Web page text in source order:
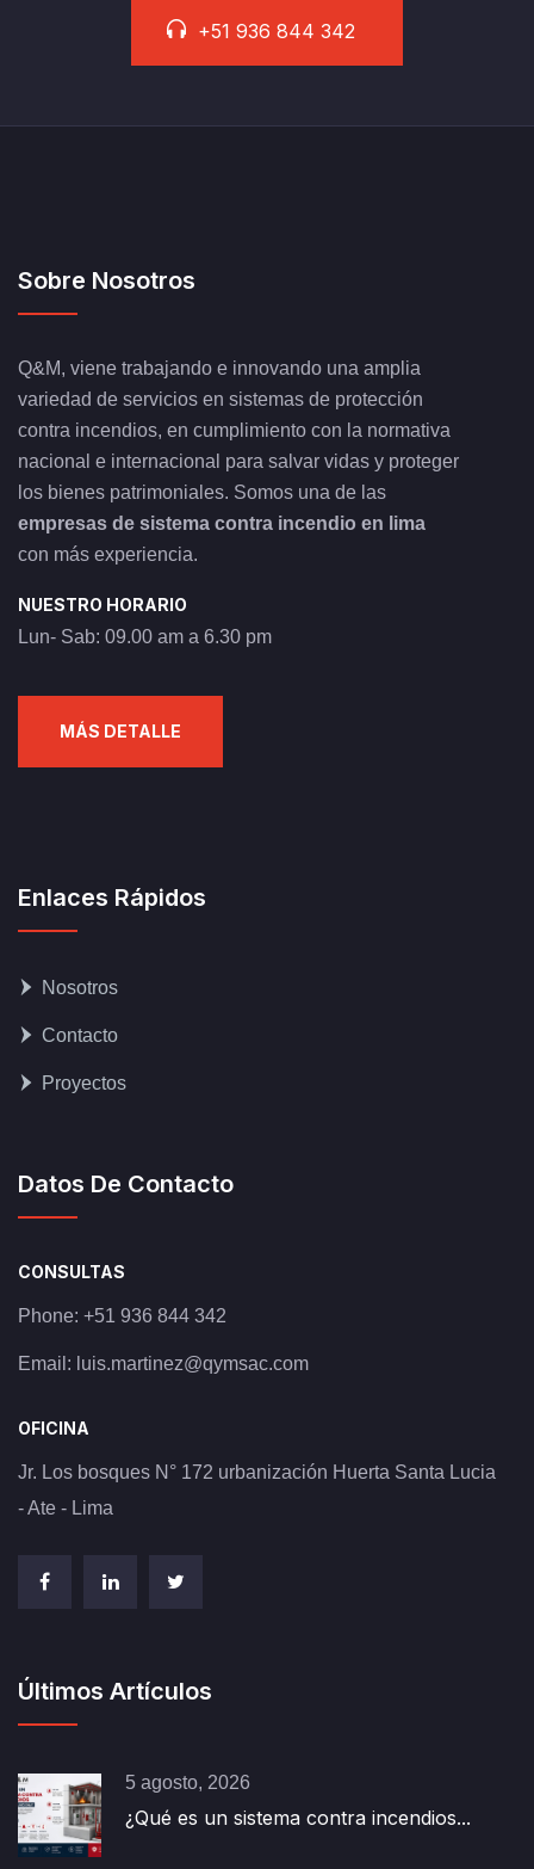
+51 936 844 342
Sobre Nosotros
Q&M, viene trabajando e innovando una amplia
variedad de servicios en sistemas de protección
contra incendios, en cumplimiento con la normativa
nacional e internacional para salvar vidas y proteger
los bienes patrimoniales. Somos una de las
empresas de sistema contra incendio en lima
con más experiencia.
NUESTRO HORARIO
Lun- Sab: 09.00 am a 6.30 pm
MÁS DETALLE
Enlaces Rápidos
Nosotros
Contacto
Proyectos
Datos De Contacto
CONSULTAS
Phone: +51 936 844 342
Email: luis.martinez@qymsac.com
OFICINA
Jr. Los bosques N° 172 urbanización Huerta Santa Lucia
- Ate - Lima
Últimos Artículos
5 agosto, 2026
¿Qué es un sistema contra incendios...